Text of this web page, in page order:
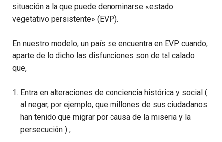
situación a la que puede denominarse «estado
vegetativo persistente» (EVP).
En nuestro modelo, un país se encuentra en EVP cuando,
aparte de lo dicho las disfunciones son de tal calado
que,
Entra en alteraciones de conciencia histórica y social (
al negar, por ejemplo, que millones de sus ciudadanos
han tenido que migrar por causa de la miseria y la
persecución ) ;